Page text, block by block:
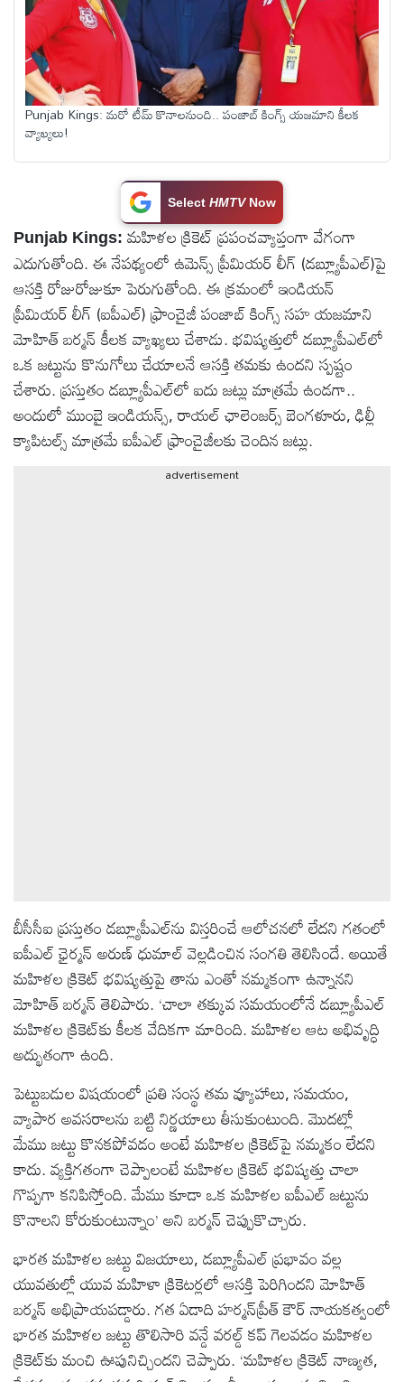
క్రీడలు
వ్యాపారం
లైఫ్
స్టైల్
స్పెషల్స్
కెరీర్ &
ఉద్యోగాలు
లైవ్
టీవి
వ్యవసాయం
రిలీజ్
Punjab Kings: మరో టీమ్ కొనాలనుంది.. పంజాబ్ కింగ్స్ యజమాని కీలక
వ్యాఖ్యలు!
Select HMTVNow
Punjab Kings:మహిళల క్రికెట్ ప్రపంచవ్యాప్తంగా వేగంగా
ఎదుగుతోంది. ఈ నేపథ్యంలో ఉమెన్స్ ప్రీమియర్ లీగ్‌ (డబ్ల్యూపీఎల్)పై
ఆసక్తి రోజురోజుకూ పెరుగుతోంది. ఈ క్రమంలో ఇండియన్
ప్రీమియర్ లీగ్‌ (ఐపీఎల్) ఫ్రాంచైజీ పంజాబ్ కింగ్స్ సహ యజమాని
మోహిత్ బర్మన్ కీలక వ్యాఖ్యలు చేశాడు. భవిష్యత్తులో డబ్ల్యూపీఎల్‌లో
ఒక జట్టును కొనుగోలు చేయాలనే ఆసక్తి తమకు ఉందని స్పష్టం
చేశారు. ప్రస్తుతం డబ్ల్యూపీఎల్‌లో ఐదు జట్లు మాత్రమే ఉండగా..
అందులో ముంబై ఇండియన్స్, రాయల్ ఛాలెంజర్స్ బెంగళూరు, ఢిల్లీ
క్యాపిటల్స్ మాత్రమే ఐపీఎల్ ఫ్రాంచైజీలకు చెందిన జట్లు.
advertisement
బీసీసీఐ ప్రస్తుతం డబ్ల్యూపీఎల్‌ను విస్తరించే ఆలోచనలో లేదని గతంలో
ఐపీఎల్ ఛైర్మన్ అరుణ్ ధుమాల్ వెల్లడించిన సంగతి తెలిసిందే. అయితే
మహిళల క్రికెట్ భవిష్యత్తుపై తాను ఎంతో నమ్మకంగా ఉన్నానని
మోహిత్ బర్మన్ తెలిపారు. ‘చాలా తక్కువ సమయంలోనే డబ్ల్యూపీఎల్
మహిళల క్రికెట్‌కు కీలక వేదికగా మారింది. మహిళల ఆట అభివృద్ధి
అద్భుతంగా ఉంది.
పెట్టుబడుల విషయంలో ప్రతి సంస్థ తమ వ్యూహాలు, సమయం,
వ్యాపార అవసరాలను బట్టి నిర్ణయాలు తీసుకుంటుంది. మొదట్లో
మేము జట్టు కొనకపోవడం అంటే మహిళల క్రికెట్‌పై నమ్మకం లేదని
కాదు. వ్యక్తిగతంగా చెప్పాలంటే మహిళల క్రికెట్ భవిష్యత్తు చాలా
గొప్పగా కనిపిస్తోంది. మేము కూడా ఒక మహిళల ఐపీఎల్ జట్టును
కొనాలని కోరుకుంటున్నాం’ అని బర్మన్ చెప్పుకొచ్చారు.
భారత మహిళల జట్టు విజయాలు, డబ్ల్యూపీఎల్ ప్రభావం వల్ల
యువతుల్లో యువ మహిళా క్రికెటర్లలో ఆసక్తి పెరిగిందని మోహిత్
బర్మన్ అభిప్రాయపడ్డారు. గత ఏడాది హర్మన్‌ప్రీత్ కౌర్ నాయకత్వంలో
భారత మహిళల జట్టు తొలిసారి వన్డే వరల్డ్ కప్ గెలవడం మహిళల
క్రికెట్‌కు మంచి ఊపునిచ్చిందని చెప్పారు. ‘మహిళల క్రికెట్ నాణ్యత,